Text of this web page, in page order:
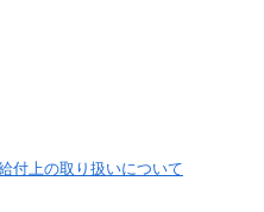
付上の取り扱いについて